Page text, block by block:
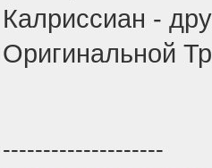
Калриссиан -
Оригинальной
--------------------